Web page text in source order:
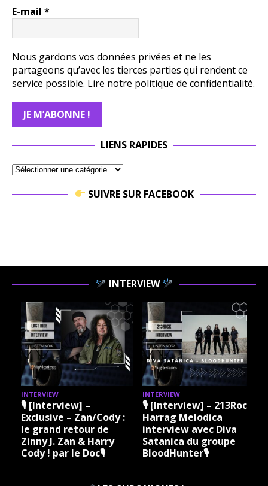
E-mail *
Nous gardons vos données privées et ne les
partageons qu’avec les tierces parties qui rendent ce
service possible. Lire notre politique de confidentialité.
LIENS RAPIDES
SUIVRE SUR FACEBOOK
INTERVIEW
INTERVIEW
🎙 [Interview] –
Exclusive – Zan/Cody :
le grand retour de
Zinny J. Zan & Harry
Cody ! par le Doc🎙
INTERVIEW
🎙 [Interview] – 213Rock
Harrag Melodica
interview avec Diva
Satanica du groupe
BloodHunter🎙